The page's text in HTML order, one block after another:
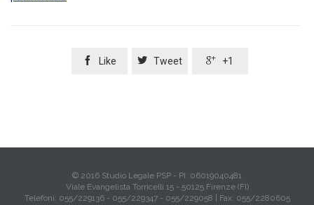
 Like  Tweet  +1
© 2016 Studio Legale PSP - PI: 06019040481
Viale Evangelista Torricelli 15 - 50125 Firenze (FI)
Telefoni: 055/229136 - 055/229347 - 055/229058 | Fax: 055/2280605